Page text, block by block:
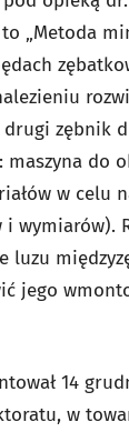
to „Metoda
zębnik
maszyna do
w celu
i wymiarów).
luzu
jego
14
w